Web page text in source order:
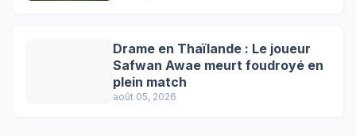
Drame en Thaïlande : Le joueur
Safwan Awae meurt foudroyé en
plein match
août 05, 2026